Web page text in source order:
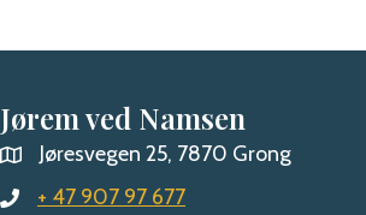
Jørem ved Namsen
Jøresvegen 25, 7870 Grong
+ 47 907 97 677